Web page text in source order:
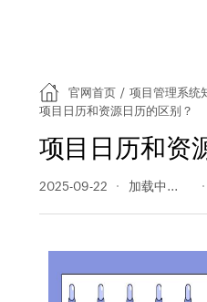
官网首页 / 项目管理系统
项目日历和资源日历的区别？
项目日历和资
2025-09-22 405 阅读量